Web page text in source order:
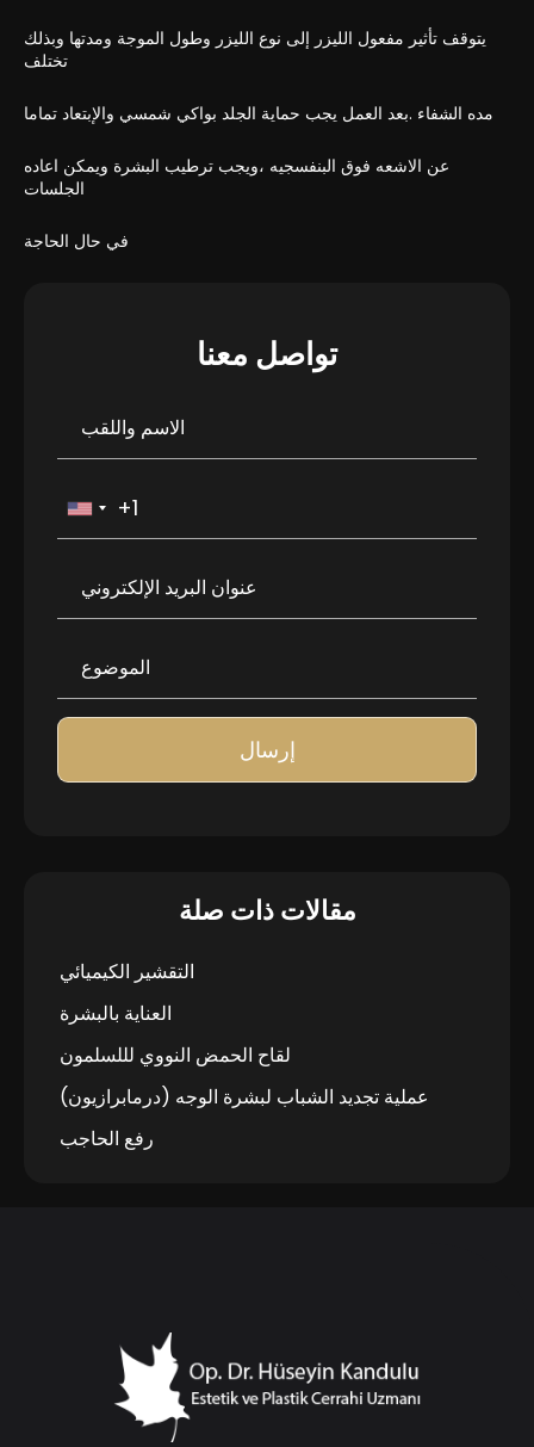
يتوقف تأثير مفعول الليزر إلى نوع الليزر وطول الموجة ومدتها وبذلك
تختلف
مده الشفاء .بعد العمل يجب حماية الجلد بواكي شمسي والإبتعاد تماما
عن الاشعه فوق البنفسجيه ،ويجب ترطيب البشرة ويمكن اعاده
الجلسات
في حال الحاجة
تواصل معنا
إرسال
مقالات ذات صلة
التقشير الكيميائي
العناية بالبشرة
لقاح الحمض النووي لللسلمون
عملية تجديد الشباب لبشرة الوجه (درمابرازيون)
رفع الحاجب